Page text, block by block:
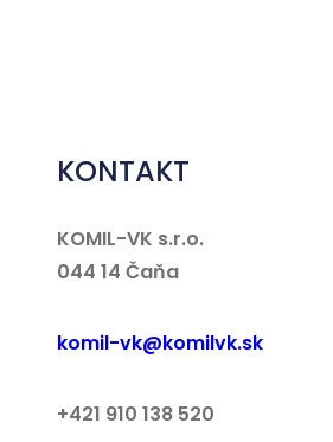
KONTAKT
KOMIL-VK s.r.o.
044 14 Čaňa
komil-vk@komilvk.sk
+421 910 138 520